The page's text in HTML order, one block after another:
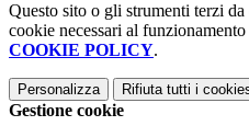
Questo sito o gli strumenti terzi
cookie necessari al
COOKIE POLICY.
Personalizza Rifiuta tutti i
Gestione cookie